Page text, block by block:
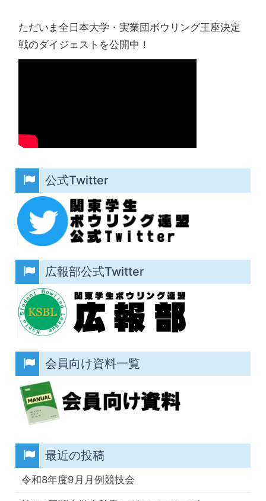
ただいま全日本大学・実業団ボウリング王座決定
戦のダイジェストを公開中！
公式Twitter
広報部公式Twitter
会員向け資料一覧
最近の投稿
令和8年度9月月例競技会